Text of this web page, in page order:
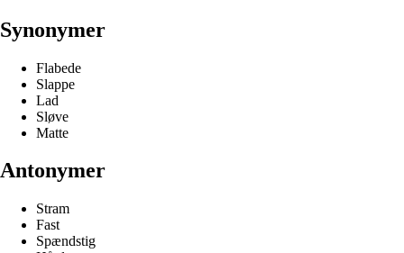
Synonymer
Flabede
Slappe
Lad
Sløve
Matte
Antonymer
Stram
Fast
Spændstig